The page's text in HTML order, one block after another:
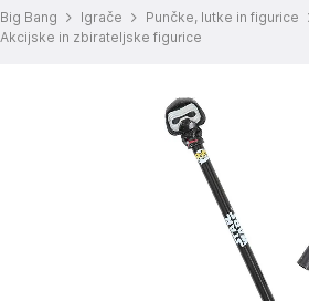
Big Bang Igrače
Punčke, lutke in figurice
Akcijske in zbirateljske figurice